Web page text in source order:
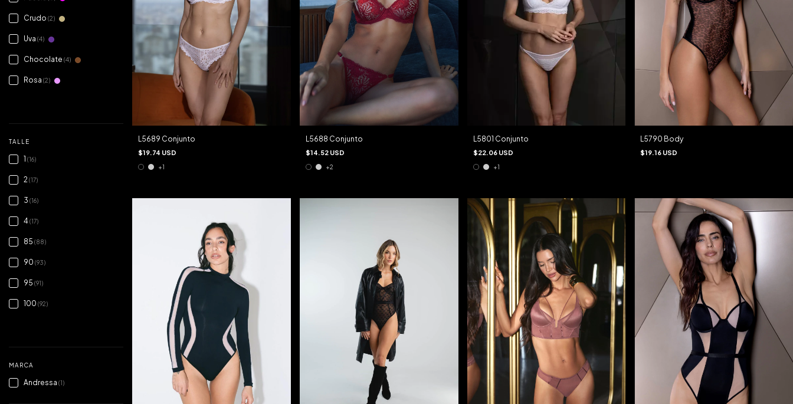
Crudo (2)
Uva (4)
Chocolate (4)
Rosa (2)
TALLE
1 (16)
2(17)
3 (16)
4 (17)
85 (88)
90 (93)
95 (91)
100 (92)
MARCA
Andressa (1)
L5689 Conjunto
$19.74 USD
+1
L5688 Conjunto
$14.52 USD
+2
L5801 Conjunto
$22.06 USD
+1
L5790 Body
$19.16 USD